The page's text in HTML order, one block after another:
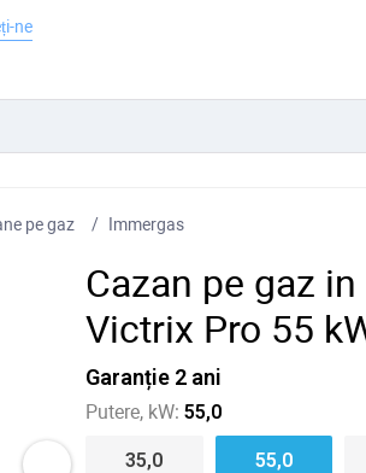
ne
pe gaz Immergas
Cazan pe gaz
Victrix Pro 55
Garanție 2 ani
Putere, kW: 55,0
35,0 55,0